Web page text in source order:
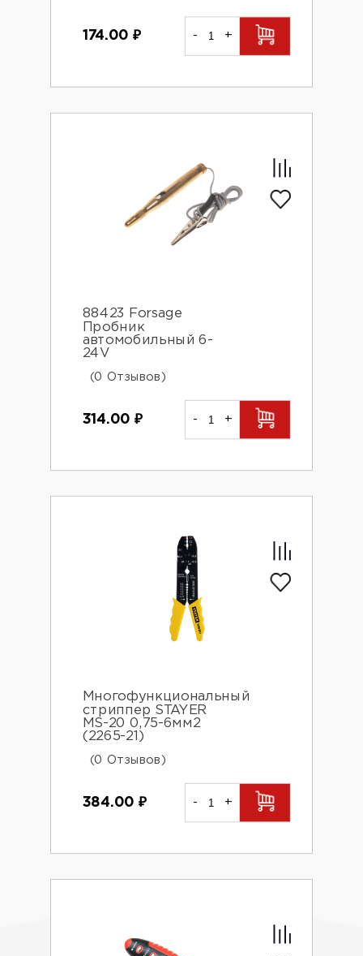
174.00 ₽ - +
88423 Forsage
Пробник
автомобильный 6-
24V
(0 Отзывов)
314.00 ₽ - +
Многофункциональный
стриппер STAYER
MS-20 0,75-6мм2
(2265-21)
(0 Отзывов)
384.00 ₽ - +